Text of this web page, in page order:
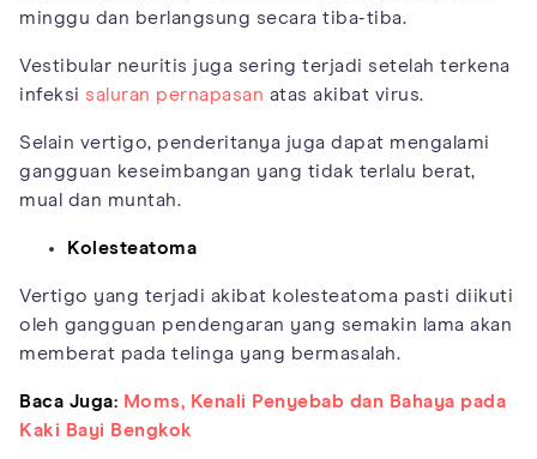
minggu dan berlangsung secara tiba-tiba.
Vestibular neuritis juga sering terjadi setelah terkena
infeksi saluran pernapasan atas akibat virus.
Selain vertigo, penderitanya juga dapat mengalami
gangguan keseimbangan yang tidak terlalu berat,
mual dan muntah.
Kolesteatoma
Vertigo yang terjadi akibat kolesteatoma pasti diikuti
oleh gangguan pendengaran yang semakin lama akan
memberat pada telinga yang bermasalah.
Baca Juga: Moms, Kenali Penyebab dan Bahaya pada
Kaki Bayi Bengkok